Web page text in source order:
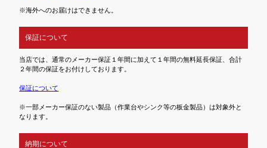
※海外へのお届けはできません。
保証について
当店では、通常のメーカー保証１年間に加えて１年間の無料延長保証、合計
２年間の保証をお付けしております。
保証について
※一部メーカー保証のない製品（作業台やシンク等の板金製品）は対象外と
なります。
納期について